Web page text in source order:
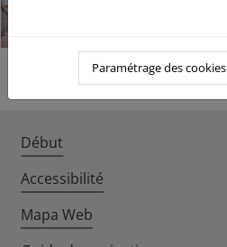
Paramétrage des cookies
Début
Accessibilité
Mapa Web